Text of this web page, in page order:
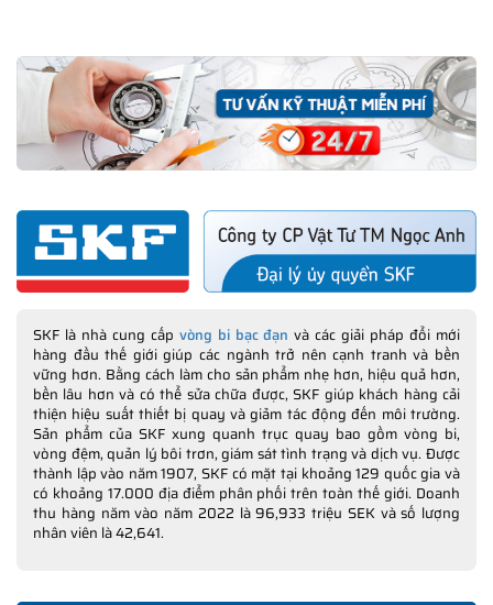
SKF là nhà cung cấp vòng bi bạc đạn và các giải pháp đổi mới
hàng đầu thế giới giúp các ngành trở nên cạnh tranh và bền
vững hơn. Bằng cách làm cho sản phẩm nhẹ hơn, hiệu quả hơn,
bền lâu hơn và có thể sửa chữa được, SKF giúp khách hàng cải
thiện hiệu suất thiết bị quay và giảm tác động đến môi trường.
Sản phẩm của SKF xung quanh trục quay bao gồm vòng bi,
vòng đệm, quản lý bôi trơn, giám sát tình trạng và dịch vụ. Được
thành lập vào năm 1907, SKF có mặt tại khoảng 129 quốc gia và
có khoảng 17.000 địa điểm phân phối trên toàn thế giới. Doanh
thu hàng năm vào năm 2022 là 96,933 triệu SEK và số lượng
nhân viên là 42,641.